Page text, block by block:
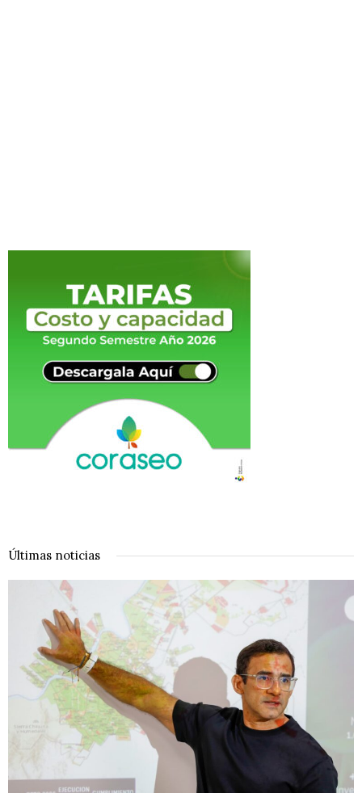
Últimas noticias